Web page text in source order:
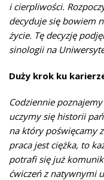
i cierpliwości.
decyduje się bowiem
życie. Tę decyzję
sinologii na
Duży krok ku
Codziennie
uczymy się historii
na który poświęcamy
praca jest ciężka, to
potrafi się już
ćwiczeń z natywnymi